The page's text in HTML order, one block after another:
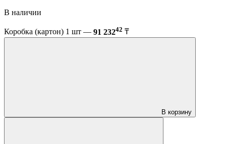
В наличии
Коробка (картон) 1 шт — 91 23242 ₸
В корзину